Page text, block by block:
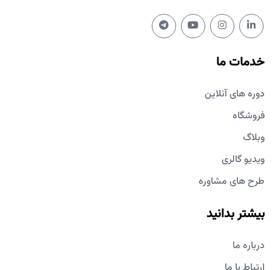
خدمات ما
دوره های آنلاین
فروشگاه
وبلاگ
ویدیو گالری
طرح های مشاوره
بیشتر بدانید
درباره ما